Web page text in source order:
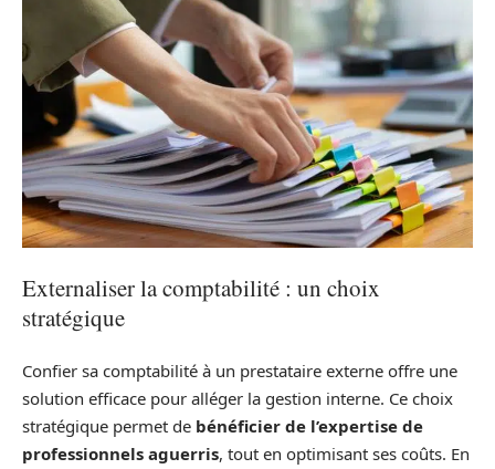
Externaliser la comptabilité : un choix
stratégique
Confier sa comptabilité à un prestataire externe offre une
solution efficace pour alléger la gestion interne. Ce choix
stratégique permet de bénéficier de l’expertise de
professionnels aguerris, tout en optimisant ses coûts. En